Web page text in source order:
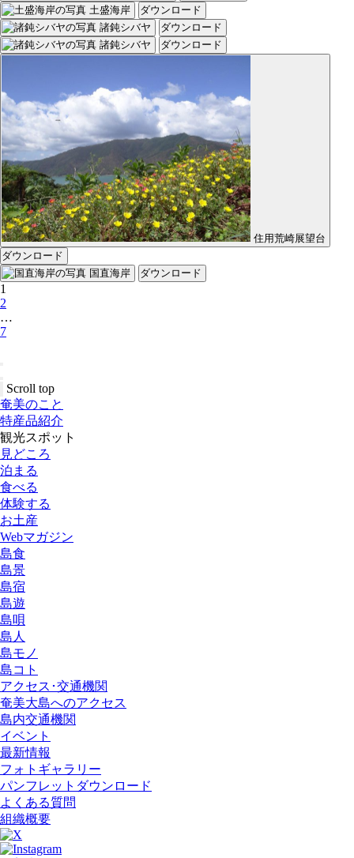
土盛海岸
ダウンロード
諸鈍シバヤ
ダウンロード
諸鈍シバヤ
ダウンロード
住用荒崎展望台
ダウンロード
国直海岸
ダウンロード
1
2
…
7
Scroll top
奄美のこと
特産品紹介
観光スポット
見どころ
泊まる
食べる
体験する
お土産
Webマガジン
島食
島景
島宿
島遊
島唄
島人
島モノ
島コト
アクセス･交通機関
奄美大島へのアクセス
島内交通機関
イベント
最新情報
フォトギャラリー
パンフレットダウンロード
よくある質問
組織概要